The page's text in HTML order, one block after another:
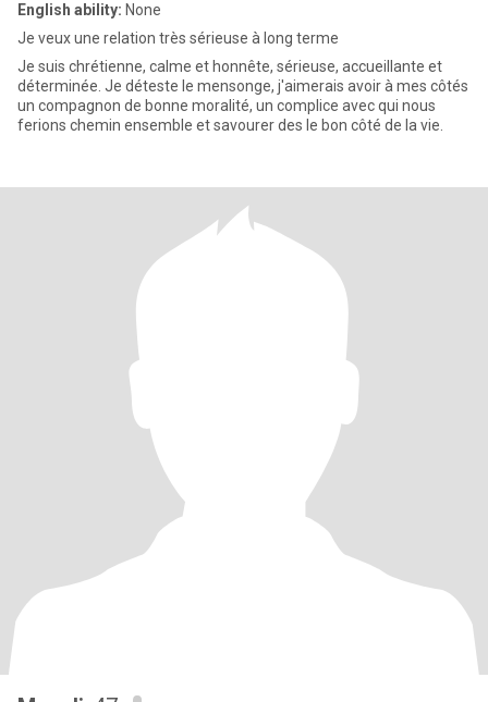
English ability: None
Je veux une relation très sérieuse à long terme
Je suis chrétienne, calme et honnête, sérieuse, accueillante et
déterminée. Je déteste le mensonge, j'aimerais avoir à mes côtés
un compagnon de bonne moralité, un complice avec qui nous
ferions chemin ensemble et savourer des le bon côté de la vie.